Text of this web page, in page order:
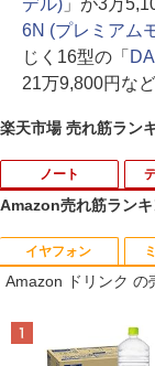
6N (プレミアム
じく16型の「
21万9,800円な
楽天市場 売れ筋ラン
ノート
1
1
1
1
Amazon売れ筋ラン
イヤフォン
Amazon ドリンク の